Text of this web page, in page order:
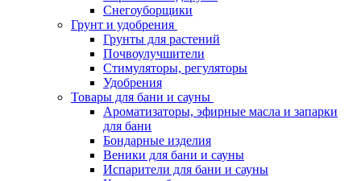
Снегоуборщики
Грунт и удобрения
Грунты для растений
Почвоулучшители
Стимуляторы, регуляторы
Удобрения
Товары для бани и сауны
Ароматизаторы, эфирные масла и запарки
для бани
Бондарные изделия
Веники для бани и сауны
Испарители для бани и сауны